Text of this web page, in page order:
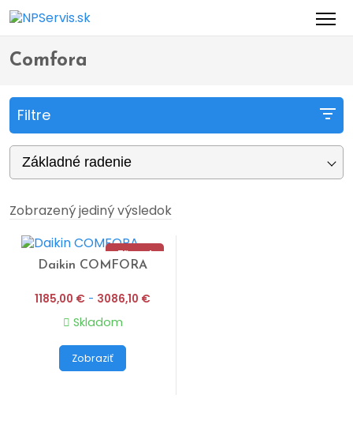
Domov > Obchod
Comfora
Filtre
Základné radenie
Zobrazený jediný výsledok
Zľava!
Daikin COMFORA
1185,00 € - 3086,10 €
Skladom
Zobraziť